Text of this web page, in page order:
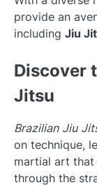
provide an
including Jiu
Discover
Jitsu
Brazilian Jiu
on technique,
martial art that
through the